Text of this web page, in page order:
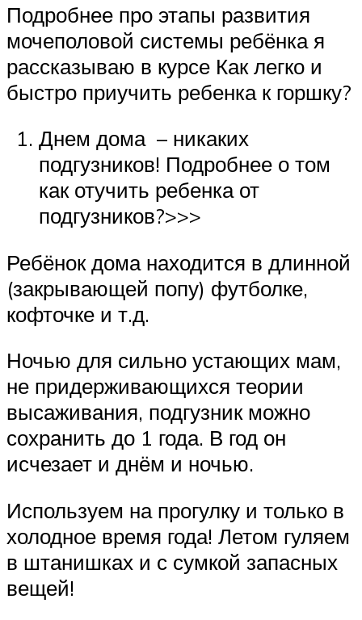
Подробнее про этапы развития
мочеполовой системы ребёнка я
рассказываю в курсе Как легко и
быстро приучить ребенка к горшку?
Днем дома – никаких
подгузников! Подробнее о том
как отучить ребенка от
подгузников?>>>
Ребёнок дома находится в длинной
(закрывающей попу) футболке,
кофточке и т.д.
Ночью для сильно устающих мам,
не придерживающихся теории
высаживания, подгузник можно
сохранить до 1 года. В год он
исчезает и днём и ночью.
Используем на прогулку и только в
холодное время года! Летом гуляем
в штанишках и с сумкой запасных
вещей!